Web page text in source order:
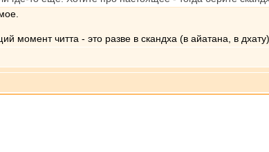
момент читта - это разве в скандха (в айатана, в